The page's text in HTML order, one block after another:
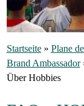
werden
Startseite» Plane
Brand Ambassador
Über Hobbies